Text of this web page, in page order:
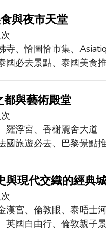
食與夜市天堂
、恰圖恰市集、
國必去景點、泰國美食
都與藝術殿堂
羅浮宮、香榭麗舍大道
國旅遊必去、巴黎景點
與現代交織的經典
漢宮、倫敦眼、泰晤士
英國自由行、倫敦親子